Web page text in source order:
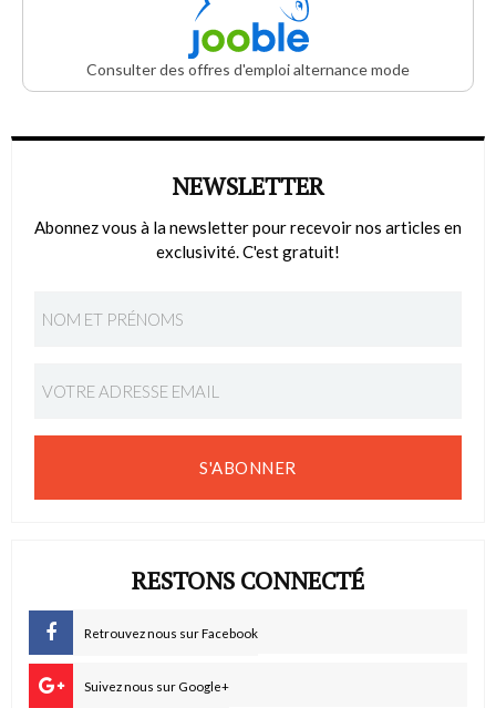
Consulter des offres d'emploi alternance mode
NEWSLETTER
Abonnez vous à la newsletter pour recevoir nos articles en
exclusivité. C'est gratuit!
S'ABONNER
RESTONS CONNECTÉ
Retrouvez nous sur Facebook
Suivez nous sur Google+